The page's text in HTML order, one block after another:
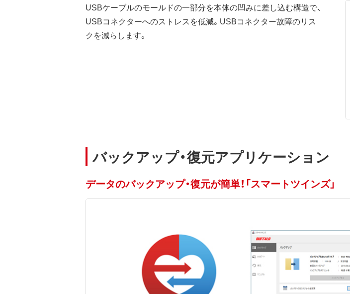
USBケーブルのモールドの一部分を本体の凹みに差し込む構造で、
USBコネクターへのストレスを低減。USBコネクター故障のリス
クを減らします。
バックアップ・復元アプリケーション
データのバックアップ・復元が簡単！「スマートツインズ」